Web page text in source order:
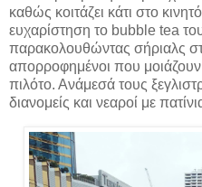
καθώς κοιτάζει κάτι στο
ευχαρίστηση το bubble tea
παρακολουθώντας σήριαλς
απορροφημένοι που μοιάζουν
πιλότο. Ανάμεσά τους
διανομείς και νεαροί με